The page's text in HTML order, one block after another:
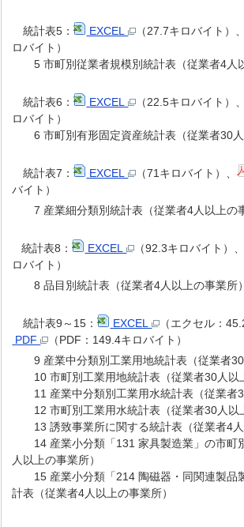
統計表5： EXCEL （27.7キロバイト）
ロバイト）
5 市町別従業者規模別統計表（従業者4人以
統計表6： EXCEL （22.5キロバイト）
ロバイト）
6 市町別有形固定資産統計表（従業者30人
統計表7： EXCEL （71キロバイト）、
バイト）
7 産業細分類別統計表（従業者4人以上の
統計表8： EXCEL （92.3キロバイト）
ロバイト）
8 品目別統計表（従業者4人以上の事業所）
統計表9～15： EXCEL
（エクセル：
PDF
（PDF：149.4キロバイト）
9 産業中分類別工業用地統計表（従業者30
10 市町別工業用地統計表（従業者30人以
11 産業中分類別工業用水統計表（従業者
12 市町別工業用水統計表（従業者30人以
13 誘致事業所に関する統計表（従業者4人
14 産業小分類「131 家具製造業」の市町
人以上の事業所）
15 産業小分類「214 陶磁器・同関連製品
計表（従業者4人以上の事業所）